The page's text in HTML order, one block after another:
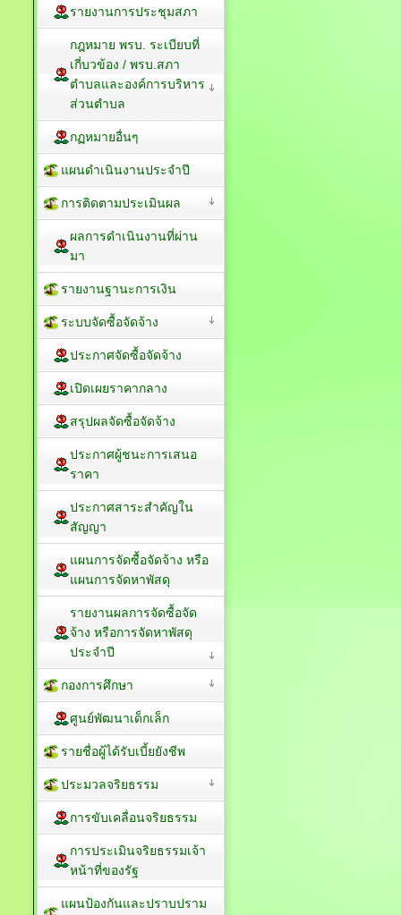
รายงานการประชุมสภา
กฎหมาย พรบ. ระเบียบที่
เกี่บวข้อง / พรบ.สภา
ตำบลและองค์การบริหาร
ส่วนตำบล
กฏหมายอื่นๆ
แผนดำเนินงานประจำปี
การติดตามประเมินผล
ผลการดำเนินงานที่ผ่าน
มา
รายงานฐานะการเงิน
ระบบจัดซื้อจัดจ้าง
ประกาศจัดซื้อจัดจ้าง
เปิดเผยราคากลาง
สรุปผลจัดซื้อจัดจ้าง
ประกาศผู้ชนะการเสนอ
ราคา
ประกาศสาระสำคัญใน
สัญญา
แผนการจัดซื้อจัดจ้าง หรือ
แผนการจัดหาพัสดุ
รายงานผลการจัดซื้อจัด
จ้าง หรือการจัดหาพัสดุ
ประจำปี
กองการศึกษา
ศูนย์พัฒนาเด็กเล็ก
รายชื่อผู้ได้รับเบี้ยยังชีพ
ประมวลจริยธรรม
การขับเคลื่อนจริยธรรม
การประเมินจริยธรรมเจ้า
หน้าที่ของรัฐ
แผนป้องกันและปราบปราม